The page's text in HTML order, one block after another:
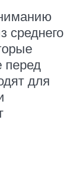
среднего
перед
для